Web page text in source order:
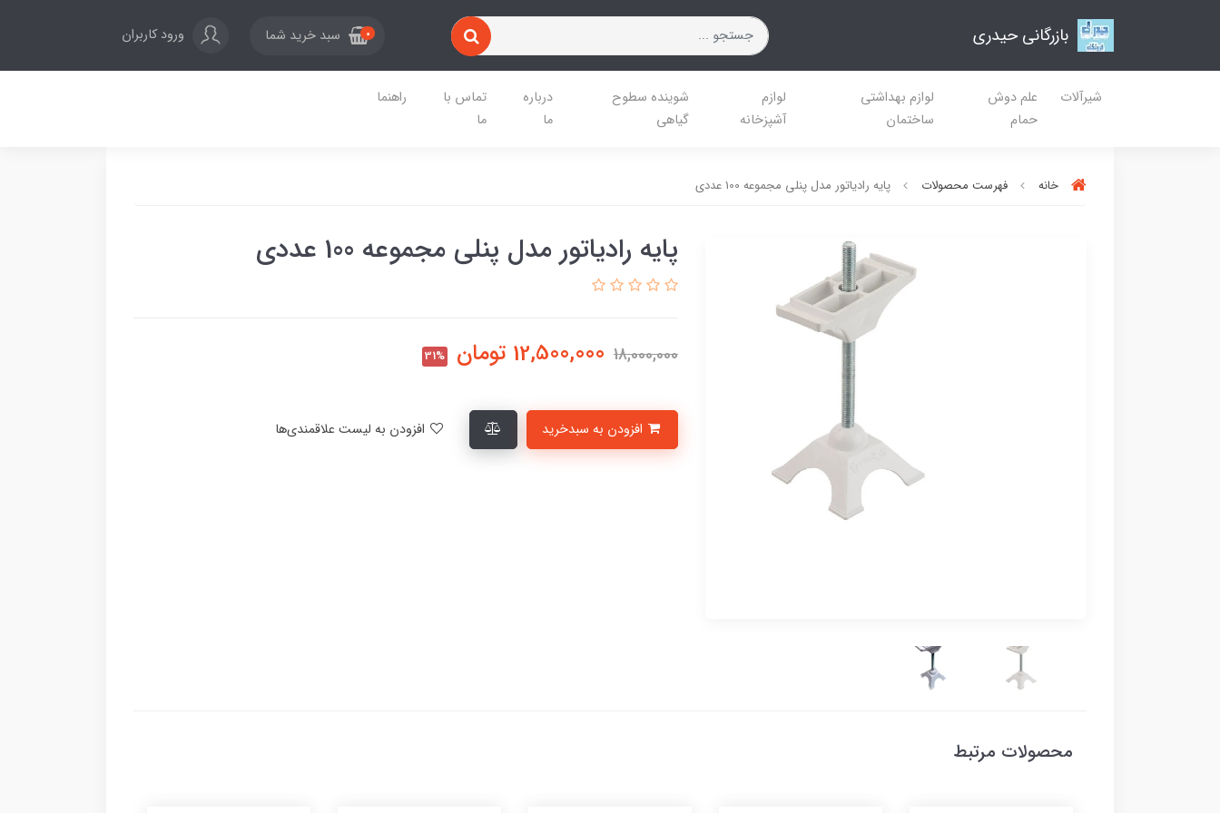
بازرگانی حیدری 0 سبد خرید شما ورود کاربران
شیرآلات
علم دوش
حمام
لوازم بهداشتی
ساختمان
لوازم
آشپزخانه
شوینده سطوح
گیاهی
درباره
ما
تماس با
ما
راهنما
خانه فهرست محصولات پایه رادیاتور مدل پنلی مجموعه 100 عددی
پایه رادیاتور مدل پنلی مجموعه 100 عددی
18,000,000
12,500,000 تومان 31%
محصولات مرتبط